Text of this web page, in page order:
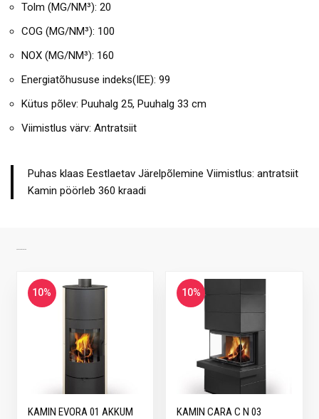
Tolm (MG/NM³): 20
COG (MG/NM³): 100
NOX (MG/NM³): 160
Energiatõhususe indeks(IEE): 99
Kütus põlev: Puuhalg 25, Puuhalg 33 cm
Viimistlus värv: Antratsiit
Puhas klaas Eestlaetav Järelpõlemine Viimistlus: antratsiit
Kamin pöörleb 360 kraadi
10%
KAMIN EVORA 01 AKKUM
10%
KAMIN CARA C N 03